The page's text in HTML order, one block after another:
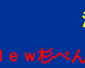
ｅｗ杉ぺ